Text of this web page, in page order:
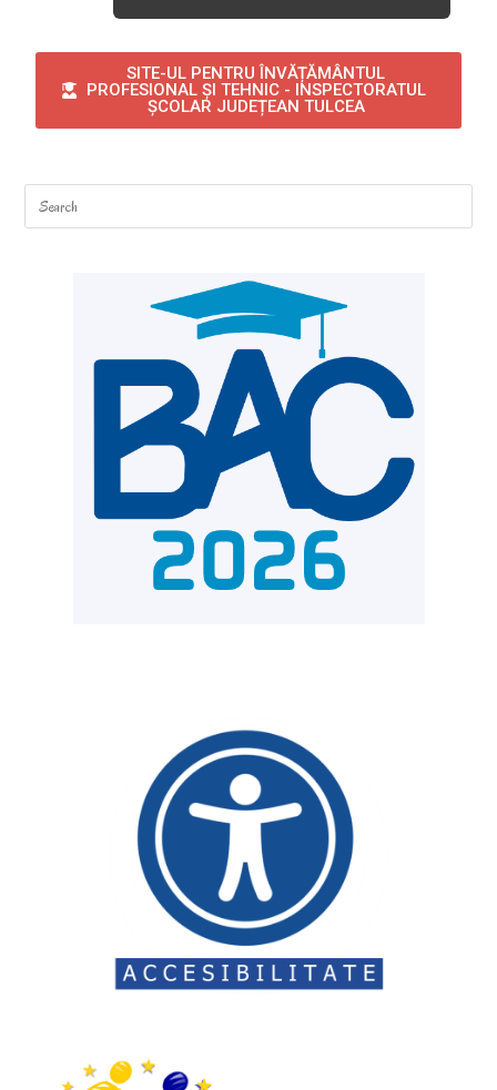
SITE-UL PENTRU ÎNVĂȚĂMÂNTUL
PROFESIONAL ȘI TEHNIC - INSPECTORATUL
ȘCOLAR JUDEȚEAN TULCEA